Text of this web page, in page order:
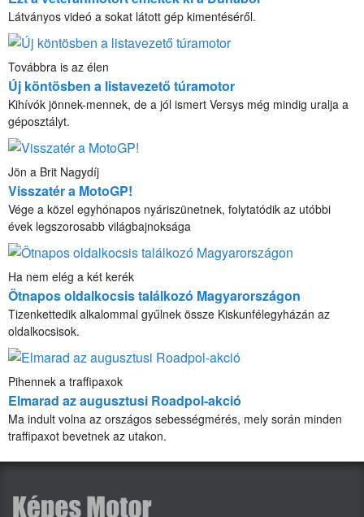
Látványos videó a sokat látott gép kimentéséről.
Továbbra is az élen
Új köntösben a listavezető túramotor
Kihívók jönnek-mennek, de a jól ismert Versys még mindig uralja a
géposztályt.
Jön a Brit Nagydíj
Visszatér a MotoGP!
Vége a közel egyhónapos nyáriszünetnek, folytatódik az utóbbi
évek legszorosabb világbajnoksága
Ha nem elég a két kerék
Ötnapos oldalkocsis találkozó Magyarországon
Tizenkettedik alkalommal gyűlnek össze Kiskunfélegyházán az
oldalkocsisok.
Pihennek a traffipaxok
Elmarad az augusztusi Roadpol-akció
Ma indult volna az országos sebességmérés, mely során minden
traffipaxot bevetnek az utakon.